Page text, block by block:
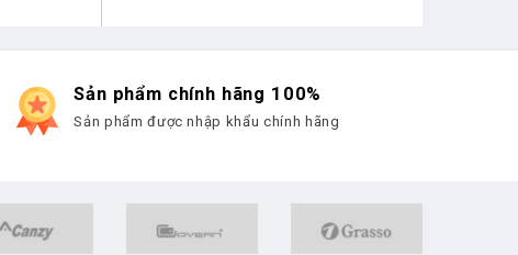
Sản phẩm chính hãng 100%
Sản phẩm được nhập khẩu chính hãng